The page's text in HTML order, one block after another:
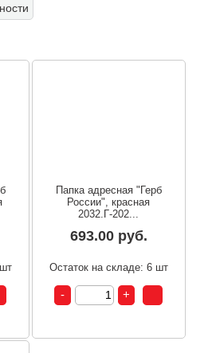
Папка адресная "Герб
России", красная
2032.Г-202...
693.00 руб.
Остаток на складе: 6 шт